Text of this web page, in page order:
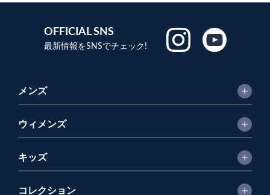
OFFICIAL SNS
最新情報をSNSでチェック!
メンズ
ウィメンズ
キッズ
コレクション